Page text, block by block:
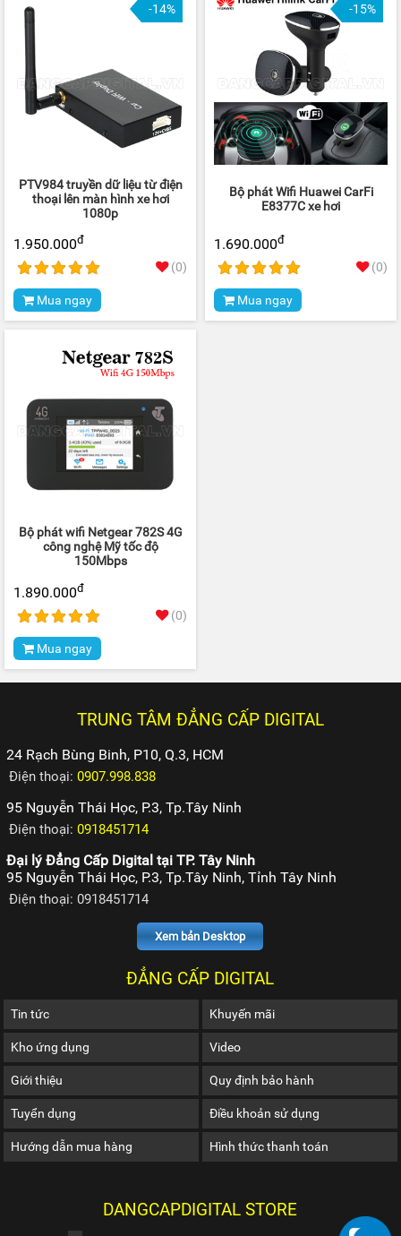
-14%
PTV984 truyền dữ liệu từ điện
thoại lên màn hình xe hơi
1080p
1.950.000đ
(0)
Mua ngay
-15%
Bộ phát Wifi Huawei CarFi
E8377C xe hơi
1.690.000đ
(0)
Mua ngay
Bộ phát wifi Netgear 782S 4G
công nghệ Mỹ tốc độ
150Mbps
1.890.000đ
(0)
Mua ngay
TRUNG TÂM ĐẲNG CẤP DIGITAL
24 Rạch Bùng Binh, P10, Q.3, HCM
Điện thoại:0907.998.838
95 Nguyễn Thái Học, P.3, Tp.Tây Ninh
Điện thoại:0918451714
Đại lý Đẳng Cấp Digital tại TP. Tây Ninh
95 Nguyễn Thái Học, P.3, Tp.Tây Ninh, Tỉnh Tây Ninh
Điện thoại: 0918451714
Xem bản Desktop
ĐẲNG CẤP DIGITAL
Tin tức Khuyến mãi
Kho ứng dụng Video
Giới thiệu Quy định bảo hành
Tuyển dụng Điều khoản sử dụng
Hướng dẫn mua hàng Hình thức thanh toán
DANGCAPDIGITAL STORE